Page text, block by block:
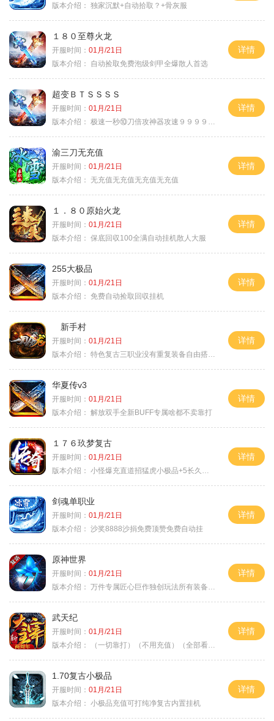
版本介绍： 独家沉默+自动拾取？+骨灰服
１８０至尊火龙
开服时间： 01月/21日
版本介绍：
自动捡取免费泡级剑甲全爆散人首选
详情
超变ＢＴＳＳＳＳ
开服时间： 01月/21日
版本介绍： 极速一秒⑩刀倍攻神器攻速９９９９①挑
详情
渝三刀无充值
开服时间： 01月/21日
版本介绍： 无充值无充值无充值无充值
详情
１．８０原始火龙
开服时间： 01月/21日
版本介绍： 保底回収100全满自动挂机散人大服
详情
255大极品
开服时间： 01月/21日
版本介绍： 免费自动捡取回収挂机
详情
新手村
开服时间： 01月/21日
版本介绍： 特色复古三职业没有重复装备自由搭配私
详情
华夏传v3
开服时间： 01月/21日
版本介绍： 解放双手全新BUFF专属啥都不卖靠打
详情
１７６玖梦复古
开服时间： 01月/21日
版本介绍： 小怪爆充直道招猛虎小极品+5长久好玩
详情
剑魂单职业
开服时间： 01月/21日
版本介绍： 沙奖8888沙捐免费顶赞免费自动挂
详情
原神世界
开服时间： 01月/21日
版本介绍： 万件专属匠心巨作独创玩法所有装备靠打
详情
武天纪
开服时间： 01月/21日
版本介绍：
（一切靠打）（不用充值）（全部看脸）
详情
1.70复古小极品
开服时间： 01月/21日
版本介绍： 小极品充值可打纯净复古内置挂机
详情